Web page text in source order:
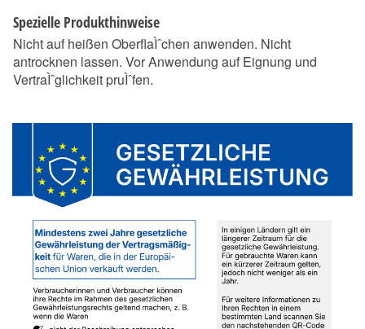
Spezielle Produkthinweise
Nicht auf heißen OberflaÌˆchen anwenden. Nicht
antrocknen lassen. Vor Anwendung auf Eignung und
VertraÌˆglichkeit pruÌˆfen.